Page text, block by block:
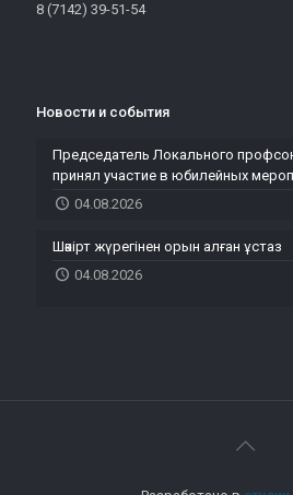
8 (7142) 39-51-54
Новости и события
Председатель Локального
принял участие в юбилейных
04.08.2026
Шәкірт жүрегінен орын алған ұстаз
04.08.2026